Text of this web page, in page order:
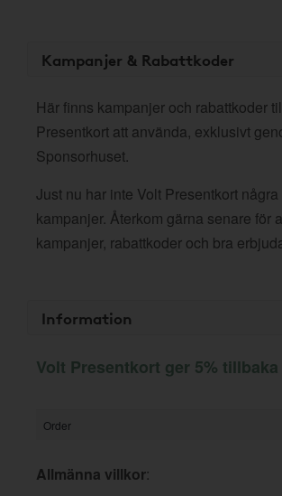
Kampanjer & Rabattkoder
Här finns kampanjer och rabattkoder
Presentkort att använda, exklusivt
Sponsorhuset.
Just nu har inte Volt Presentkort
kampanjer. Återkom gärna senare för
kampanjer, rabattkoder och bra
Information
Volt Presentkort ger 5% tillbaka
Order
Allmänna villkor: